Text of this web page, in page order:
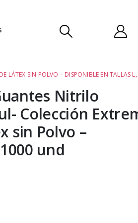
LÁTEX SIN POLVO – DISPONIBLE EN TALLAS
Nitrilo
Colección
sin Polvo –
und